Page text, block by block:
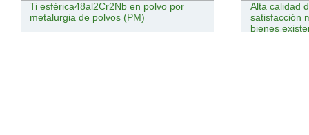
Ti esférica48al2Cr2Nb en polvo por
metalurgia de polvos (PM)
Alta calidad
satisfacción
bienes